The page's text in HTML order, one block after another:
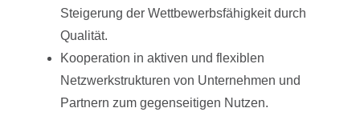
Steigerung der Wettbewerbsfähigkeit durch
Qualität.
Kooperation in aktiven und flexiblen
Netzwerkstrukturen von Unternehmen und
Partnern zum gegenseitigen Nutzen.